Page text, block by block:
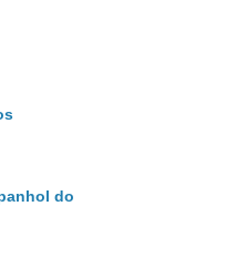
do